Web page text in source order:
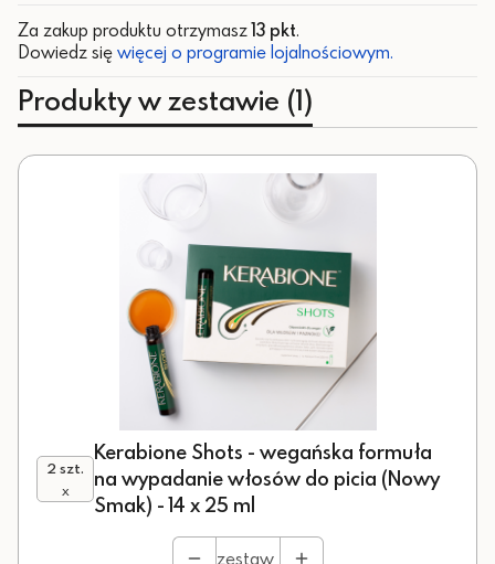
Za zakup produktu otrzymasz13 pkt.
Dowiedz się więcej o programie lojalnościowym.
Produkty w zestawie (1)
2 szt.
x
Kerabione Shots - wegańska formuła
na wypadanie włosów do picia (Nowy
Smak) - 14 x 25 ml
zestaw